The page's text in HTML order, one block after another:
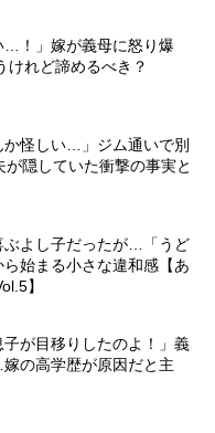
…！」嫁が義母に怒り爆
けれど諦めるべき？
か怪しい…」ジム通いで別
隠していた衝撃の事実と
ぶよし子だったが…「うど
始まる小さな違和感【あ
】
子が目移りしたのよ！」義
の高学歴が原因だと主